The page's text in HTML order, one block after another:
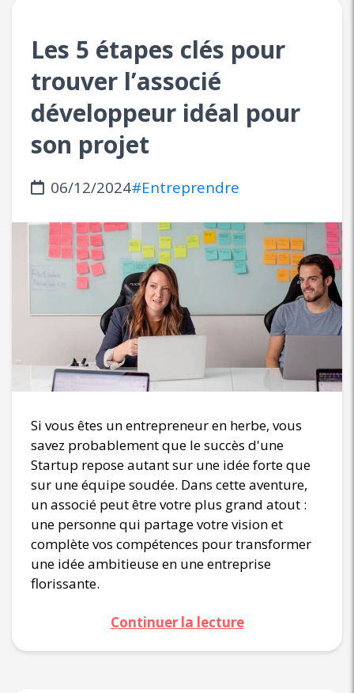
Les 5 étapes clés pour
trouver l’associé
développeur idéal pour
son projet
06/12/2024#Entreprendre
Si vous êtes un entrepreneur en herbe, vous
savez probablement que le succès d'une
Startup repose autant sur une idée forte que
sur une équipe soudée. Dans cette aventure,
un associé peut être votre plus grand atout :
une personne qui partage votre vision et
complète vos compétences pour transformer
une idée ambitieuse en une entreprise
florissante.
Continuer la lecture